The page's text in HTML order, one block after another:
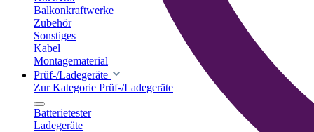
Balkonkraftwerke
Zubehör
Sonstiges
Kabel
Montagematerial
Prüf-/Ladegeräte
Zur Kategorie Prüf-/Ladegeräte
Batterietester
Ladegeräte